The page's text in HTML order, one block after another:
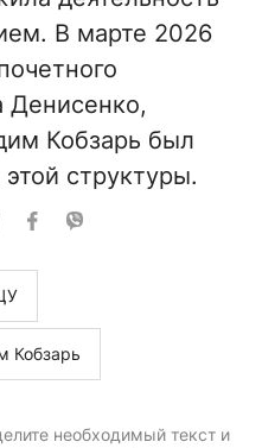
В марте 2026
Денисенко,
Кобзарь был
структуры.
Кобзарь
необходимый текст и